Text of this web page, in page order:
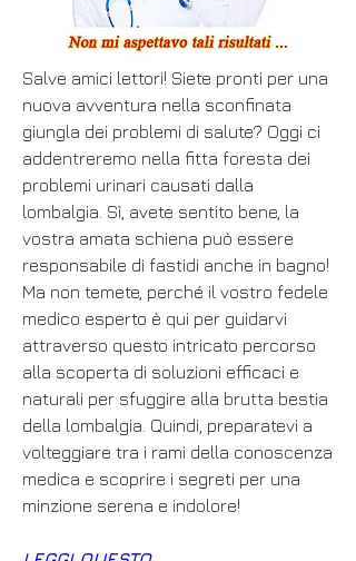
Salve amici lettori! Siete pronti per una
nuova avventura nella sconfinata
giungla dei problemi di salute? Oggi ci
addentreremo nella fitta foresta dei
problemi urinari causati dalla
lombalgia. Sì, avete sentito bene, la
vostra amata schiena può essere
responsabile di fastidi anche in bagno!
Ma non temete, perché il vostro fedele
medico esperto è qui per guidarvi
attraverso questo intricato percorso
alla scoperta di soluzioni efficaci e
naturali per sfuggire alla brutta bestia
della lombalgia. Quindi, preparatevi a
volteggiare tra i rami della conoscenza
medica e scoprire i segreti per una
minzione serena e indolore!